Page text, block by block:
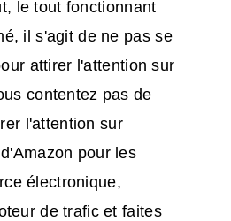
le tout fonctionnant
il s'agit de ne pas se
attirer l'attention sur
contentez pas de
l'attention sur
Amazon pour les
électronique,
de trafic et faites